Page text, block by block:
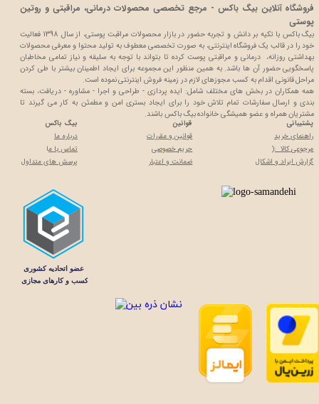
پشتیبانی
راهنمای خرید
مرجوعی کالا :(
گزارش ایراد و اشکال
قوانین
قوانین و مقررات
حریم خصوصی
ضمانت و اعتبار
بیگ باکس
درباره ما
تماس با ما
پرسش های متداول
فروشگاه آنلاین بیگ باکس - مرجع تخصصی محصولات درمانی، مراقبتی و روتین
پوستی
بیگ باکس با تکیه بر دانش و تجربه حضور در بازار محصولات مراقبت پوستی، از سال 1398 فعالیت
خود را در قالب یک فروشگاه اینترنتی، به صورت تخصصی معطوف به تولید محتوا و معرفی محصولات
بهداشتی روزانه، درمانی و مراقبتی پوست کرده تا بتواند با توجه به سلیقه و نیاز تمامی مخاطبان
پاسخگویی حضور آن ها باشد. به همین منظور این مجموعه برای ایجاد اطمینان بیشتر با طی کردن
مراحل قانونی اقدام به کسب مجوزهای لازم در زمینه فروش اینترنتی نموده است.
همه همکاران در بخش های مختلف شامل: ایده پردازی - طراحی و اجرا - مشاوره - دریافت، بسته
بندی و ارسال سفارشات تمام تلاش خود را برای ایجاد بستری امن و مطمئن به کار می گیرند تا
مشتریان همراه و عضو همیشگی خانواده بیگ باکس باشند.